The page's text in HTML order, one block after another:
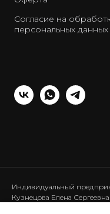
Согласие на
персональных данных
Индивидуальный
Кузнецова Елена Сергеевна